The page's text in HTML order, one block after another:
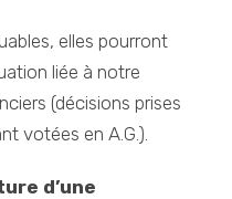
elles pourront
liée à notre
(décisions prises
votées en A.G.).
d’une